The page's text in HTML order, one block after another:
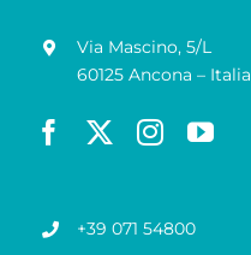
Via Mascino, 5/L
60125 Ancona – Italia
+39 071 54800